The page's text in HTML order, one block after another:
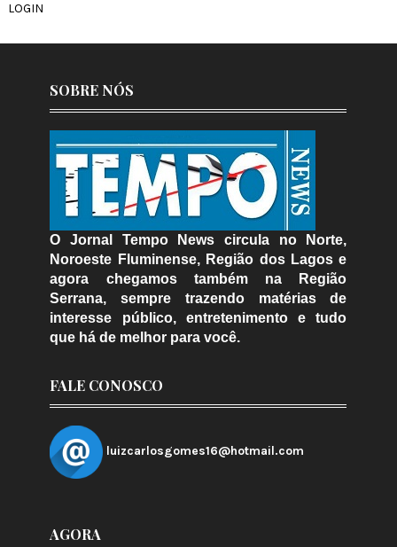
LOGIN
SOBRE NÓS
O Jornal Tempo News circula no Norte,
Noroeste Fluminense, Região dos Lagos e
agora chegamos também na Região
Serrana, sempre trazendo matérias de
interesse público, entretenimento e tudo
que há de melhor para você.
FALE CONOSCO
luizcarlosgomes16@hotmail.com
AGORA